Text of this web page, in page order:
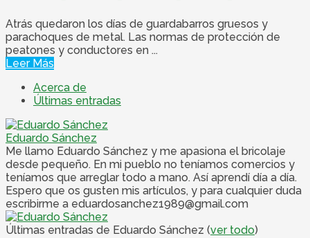
Atrás quedaron los días de guardabarros gruesos y
parachoques de metal. Las normas de protección de
peatones y conductores en ...
Leer Más
Acerca de
Últimas entradas
Eduardo Sánchez
Me llamo Eduardo Sánchez y me apasiona el bricolaje
desde pequeño. En mi pueblo no teníamos comercios y
teníamos que arreglar todo a mano. Así aprendí día a día.
Espero que os gusten mis artículos, y para cualquier duda
escribirme a eduardosanchez1989@gmail.com
Últimas entradas de Eduardo Sánchez (ver todo)